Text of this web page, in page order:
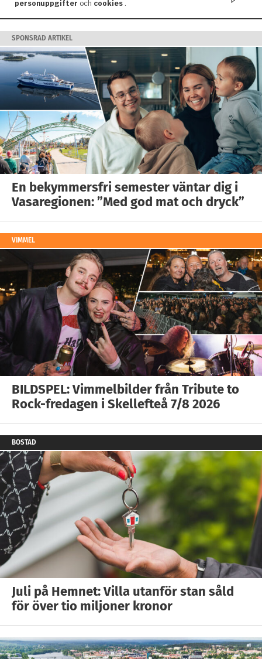
SPONSRAD ARTIKEL
En bekymmersfri semester väntar dig i
Vasaregionen: ”Med god mat och dryck”
VIMMEL
BILDSPEL: Vimmelbilder från Tribute to
Rock-fredagen i Skellefteå 7/8 2026
BOSTAD
Juli på Hemnet: Villa utanför stan såld
för över tio miljoner kronor